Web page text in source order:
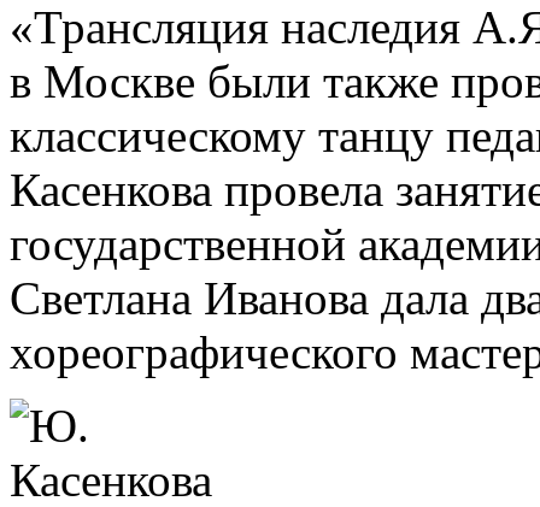
«Трансляция наследия
в Москве были также
классическому танцу
Касенкова провела
государственной
Светлана Иванова дала
хореографического